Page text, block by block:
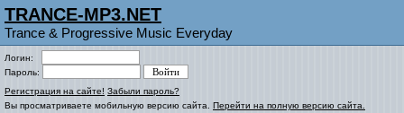
TRANCE-MP3.NET
Trance & Progressive Music Everyday
Логин:
Пароль:
Регистрация на сайте! Забыли пароль?
Вы просматриваете мобильную версию сайта. Перейти на полную версию сайта.